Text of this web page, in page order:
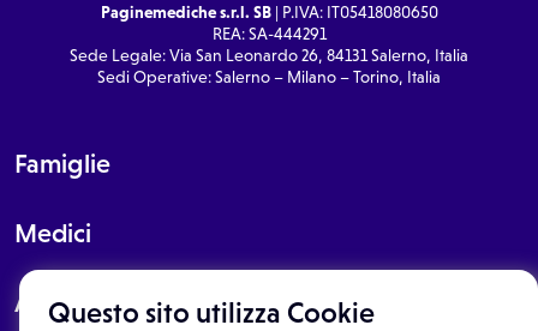
Questo sito utilizza Cookie
Paginemediche s.r.l. SB| P.IVA: IT05418080650
REA: SA-444291
Sede Legale: Via San Leonardo 26, 84131 Salerno, Italia
Sedi Operative: Salerno – Milano – Torino, Italia
Famiglie
Medici
About